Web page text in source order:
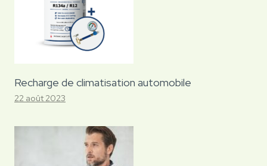
Recharge de climatisation automobile
22 août 2023